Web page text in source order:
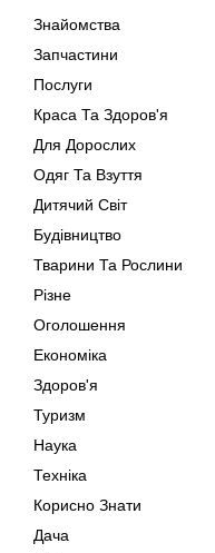
Знайомства
Запчастини
Послуги
Краса Та Здоров'я
Для Дорослих
Одяг Та Взуття
Дитячий Світ
Будівництво
Тварини Та Рослини
Різне
Оголошення
Економіка
Здоров'я
Туризм
Наука
Техніка
Корисно Знати
Дача